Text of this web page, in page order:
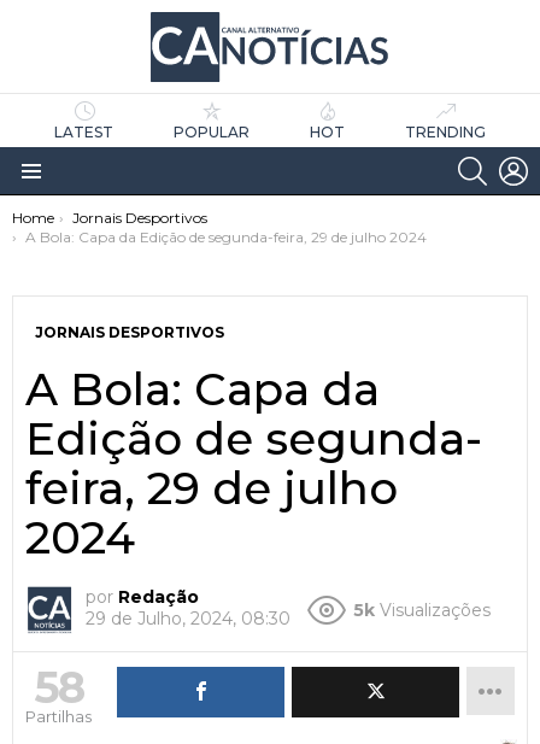
LATEST POPULAR HOT TRENDING
Menu
You are here:
Home
Jornais Desportivos
A Bola: Capa da Edição de segunda-feira, 29 de julho 2024
JORNAIS DESPORTIVOS
A Bola: Capa da
Edição de segunda-
feira, 29 de julho
2024
por Redação
29 de Julho, 2024, 08:30
5k Visualizações
58
Partilhas